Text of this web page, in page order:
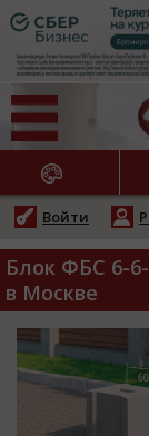
НОВОСТИ
Войти
Блок ФБС 6-
в Москве